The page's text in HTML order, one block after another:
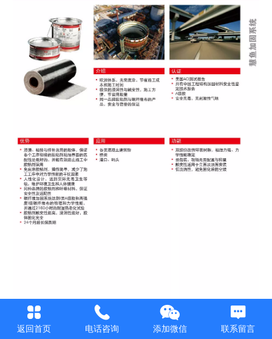
返回首页 电话咨询 添加微信 联系留言